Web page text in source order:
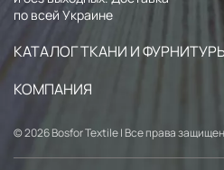
по всей Украине
КАТАЛОГ ТКАНИ И
КОМПАНИЯ
© 2026 Bosfor Textile | Все права